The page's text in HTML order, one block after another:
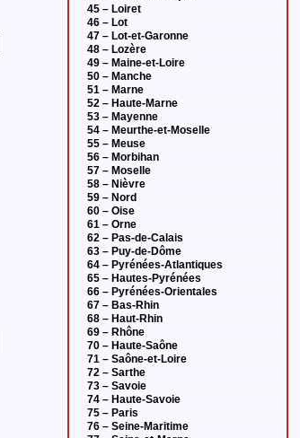
45 – Loiret
46 – Lot
47 – Lot-et-Garonne
48 – Lozère
49 – Maine-et-Loire
50 – Manche
51 – Marne
52 – Haute-Marne
53 – Mayenne
54 – Meurthe-et-Moselle
55 – Meuse
56 – Morbihan
57 – Moselle
58 – Nièvre
59 – Nord
60 – Oise
61 – Orne
62 – Pas-de-Calais
63 – Puy-de-Dôme
64 – Pyrénées-Atlantiques
65 – Hautes-Pyrénées
66 – Pyrénées-Orientales
67 – Bas-Rhin
68 – Haut-Rhin
69 – Rhône
70 – Haute-Saône
71 – Saône-et-Loire
72 – Sarthe
73 – Savoie
74 – Haute-Savoie
75 – Paris
76 – Seine-Maritime